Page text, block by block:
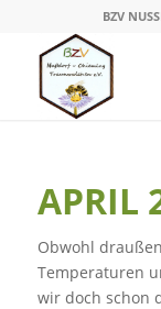
BZV
APRIL
Obwohl
Temperaturen
wir doch schon